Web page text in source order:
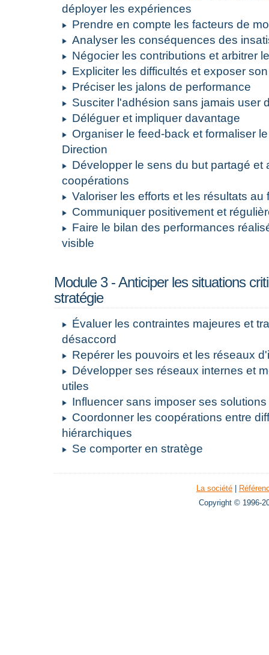
déployer les expériences
Prendre en compte les facteurs de
Analyser les conséquences des
Négocier les contributions et arbitrer
Expliciter les difficultés et exposer
Préciser les jalons de performance
Susciter l'adhésion sans jamais user
Déléguer et impliquer davantage
Organiser le feed-back et formaliser
Direction
Développer le sens du but partagé et
coopérations
Valoriser les efforts et les résultats au
Communiquer positivement et
Faire le bilan des performances
visible
Module 3 - Anticiper les situations
stratégie
Évaluer les contraintes majeures et
désaccord
Repérer les pouvoirs et les réseaux
Développer ses réseaux internes et
utiles
Influencer sans imposer ses solutions
Coordonner les coopérations entre
hiérarchiques
Se comporter en stratège
La société
Copyright © 1996-